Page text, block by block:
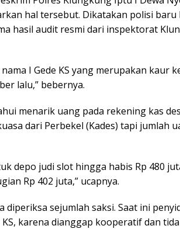
hal tersebut. Dikatakan polisi baru
hasil audit resmi dari inspektorat
I Gede KS yang merupakan kaur
lalu,” bebernya.
menarik uang pada rekening kas
dari Perbekel (Kades) tapi jumlah
depo judi slot hingga habis Rp 480
Rp 402 juta,” ucapnya.
sejumlah saksi. Saat ini
karena dianggap kooperatif dan